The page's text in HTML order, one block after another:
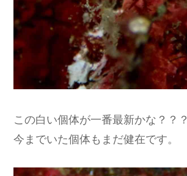
この白い個体が一番最新かな？？？
今までいた個体もまだ健在です。